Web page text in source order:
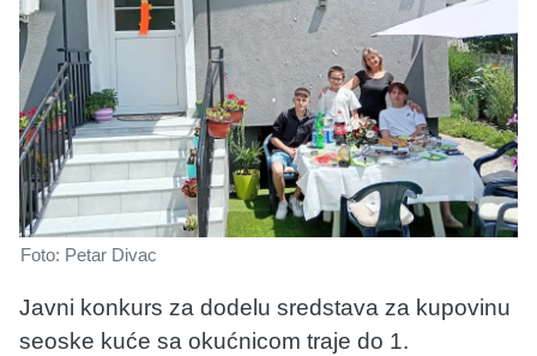
Foto: Petar Divac
Javni konkurs za dodelu sredstava za kupovinu
seoske kuće sa okućnicom traje do 1.